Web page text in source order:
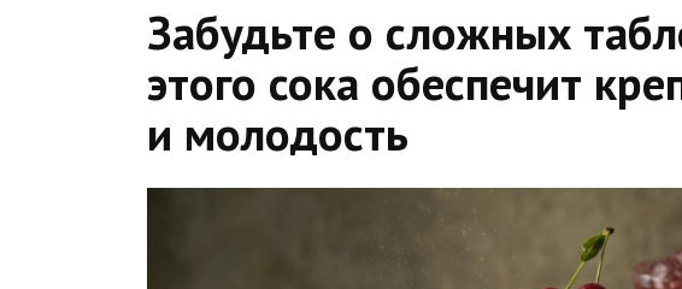
Забудьте о сложных
этого сока обеспечит
и молодость